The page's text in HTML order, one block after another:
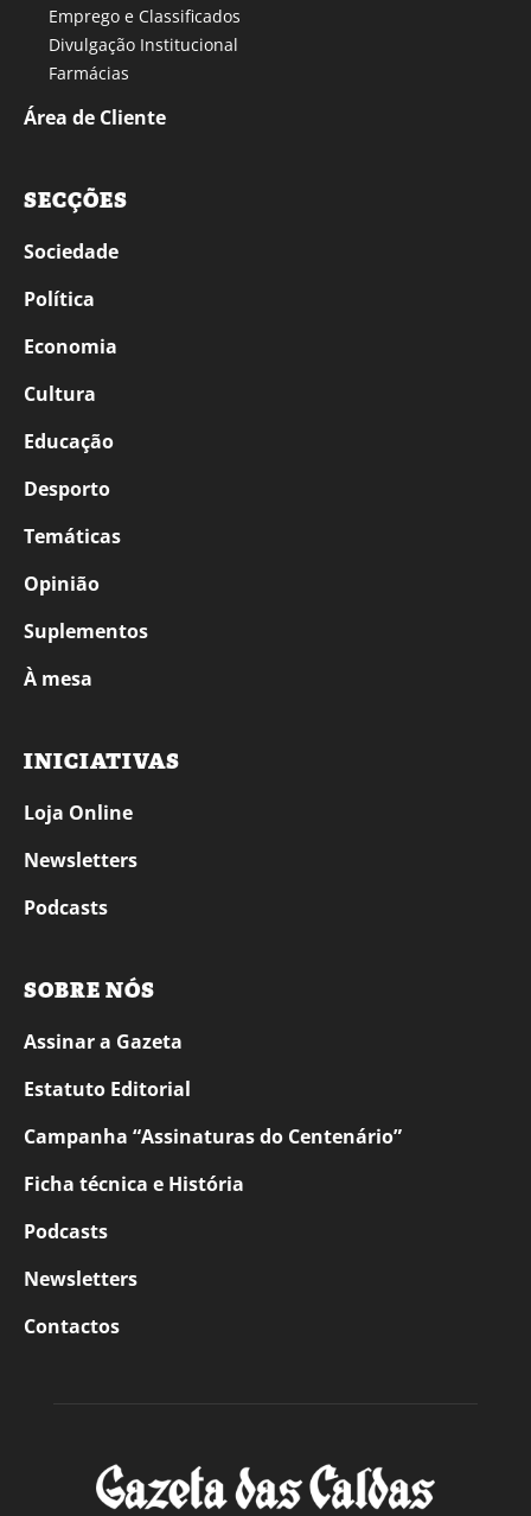
Emprego e Classificados
Divulgação Institucional
Farmácias
Área de Cliente
SECÇÕES
Sociedade
Política
Economia
Cultura
Educação
Desporto
Temáticas
Opinião
Suplementos
À mesa
INICIATIVAS
Loja Online
Newsletters
Podcasts
SOBRE NÓS
Assinar a Gazeta
Estatuto Editorial
Campanha “Assinaturas do Centenário”
Ficha técnica e História
Podcasts
Newsletters
Contactos